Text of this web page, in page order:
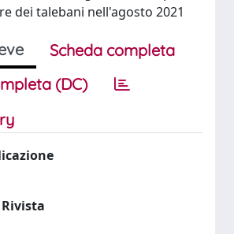
dei talebani nell'agosto 2021
Scheda completa
(DC)